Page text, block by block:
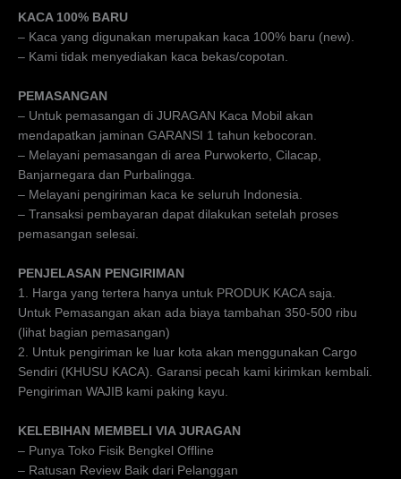
KACA 100% BARU
– Kaca yang digunakan merupakan kaca 100% baru (new).
– Kami tidak menyediakan kaca bekas/copotan.
PEMASANGAN
– Untuk pemasangan di JURAGAN Kaca Mobil akan
mendapatkan jaminan GARANSI 1 tahun kebocoran.
– Melayani pemasangan di area Purwokerto, Cilacap,
Banjarnegara dan Purbalingga.
– Melayani pengiriman kaca ke seluruh Indonesia.
– Transaksi pembayaran dapat dilakukan setelah proses
pemasangan selesai.
PENJELASAN PENGIRIMAN
1. Harga yang tertera hanya untuk PRODUK KACA saja.
Untuk Pemasangan akan ada biaya tambahan 350-500 ribu
(lihat bagian pemasangan)
2. Untuk pengiriman ke luar kota akan menggunakan Cargo
Sendiri (KHUSU KACA). Garansi pecah kami kirimkan kembali.
Pengiriman WAJIB kami paking kayu.
KELEBIHAN MEMBELI VIA JURAGAN
– Punya Toko Fisik Bengkel Offline
– Ratusan Review Baik dari Pelanggan